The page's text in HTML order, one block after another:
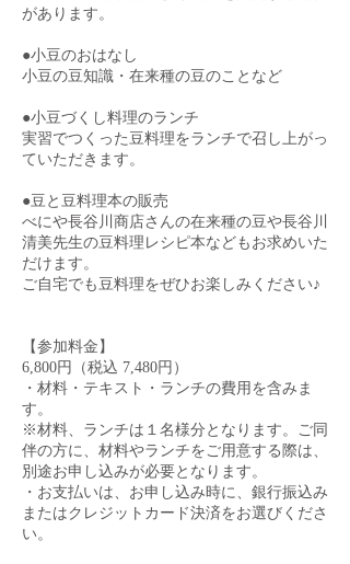
があります。
●小豆のおはなし
小豆の豆知識・在来種の豆のことなど
●小豆づくし料理のランチ
実習でつくった豆料理をランチで召し上がっ
ていただきます。
●豆と豆料理本の販売
べにや長谷川商店さんの在来種の豆や長谷川
清美先生の豆料理レシピ本などもお求めいた
だけます。
ご自宅でも豆料理をぜひお楽しみください♪
【参加料金】
6,800円（税込 7,480円）
・材料・テキスト・ランチの費用を含みま
す。
※材料、ランチは１名様分となります。ご同
伴の方に、材料やランチをご用意する際は、
別途お申し込みが必要となります。
・お支払いは、お申し込み時に、銀行振込み
またはクレジットカード決済をお選びくださ
い。